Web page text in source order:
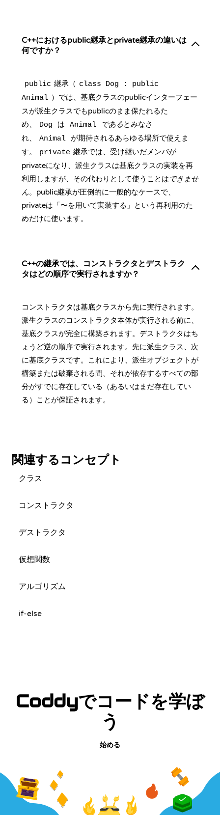
C++におけるpublic継承とprivate継承の違いは
何ですか？
public 継承（ class Dog : public
Animal ）では、基底クラスのpublicインターフェー
スが派生クラスでもpublicのまま保たれるた
め、
Dog は Animal であるとみなさ
れ、
Animal
が期待されるあらゆる場所で使えま
す。
private 継承では、受け継いだメンバが
privateになり、派生クラスは基底クラスの実装を再
利用しますが、その代わりとして使うことは できませ
ん。public継承が圧倒的に一般的なケースで、
privateは「〜を用いて実装する」という再利用のた
めだけに使います。
C++の継承では、コンストラクタとデストラク
タはどの順序で実行されますか？
コンストラクタは基底クラスから先に実行されます。
派生クラスのコンストラクタ本体が実行される前に、
基底クラスが完全に構築されます。デストラクタはち
ょうど逆の順序で実行されます。先に派生クラス、次
に基底クラスです。これにより、派生オブジェクトが
構築または破棄される間、それが依存するすべての部
分がすでに存在している（あるいはまだ存在してい
る）ことが保証されます。
関連するコンセプト
クラス
コンストラクタ
デストラクタ
仮想関数
アルゴリズム
if-else
Coddyでコードを学ぼ
う
始める